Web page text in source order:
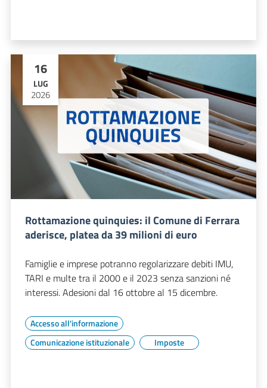
16
LUG
2026
Rottamazione quinquies: il Comune di Ferrara
aderisce, platea da 39 milioni di euro
Famiglie e imprese potranno regolarizzare debiti IMU,
TARI e multe tra il 2000 e il 2023 senza sanzioni né
interessi. Adesioni dal 16 ottobre al 15 dicembre.
Accesso all'informazione
Comunicazione istituzionale
Imposte